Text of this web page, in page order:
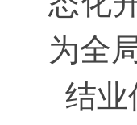
为全
结业